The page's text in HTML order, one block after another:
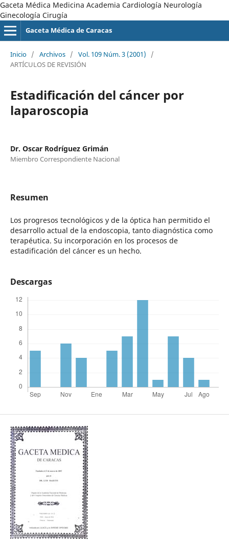
Gaceta Médica Medicina Academia Cardiología Neurología
Ginecología Cirugía
Gaceta Médica de Caracas
Inicio / Archivos / Vol. 109 Núm. 3 (2001)
/
ARTÍCULOS DE REVISIÓN
Estadificación del cáncer por
laparoscopia
Dr. Oscar Rodríguez Grimán
Miembro Correspondiente Nacional
Resumen
Los progresos tecnológicos y de la óptica han permitido el
desarrollo actual de la endoscopia, tanto diagnóstica como
terapéutica. Su incorporación en los procesos de
estadificación del cáncer es un hecho.
Descargas